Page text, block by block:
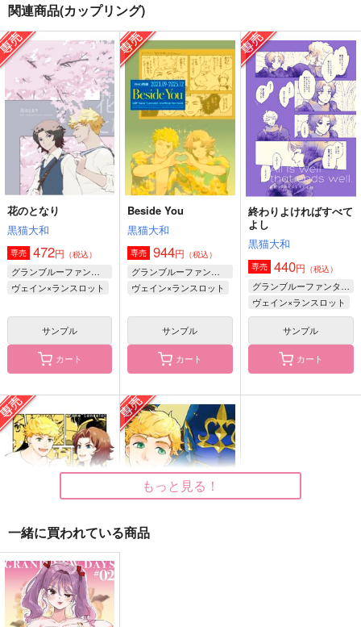
HOME SWEET HOM
SWEET KIDS CO.
1,257 （税込）
えん魔くん×雪子姫
サンプル
作品詳細
HOME SWEET HOM
E!4
25ぱんだ
620円（税込）
ヴィクトル×勝生勇利
サンプル
作品詳細
home sweet home R
E;【再版版】
Polaris
1,100円 （税込）
明智吾郎×主人公
サンプル
作品詳細
Home Sweet Home3
SIESTA
299円（税込）
漣ジュン×七種茨
mimosa
黒猫大和
629円（税込）
ヴェイン×ランスロット
サンプル
関連商品(カップリング)
花のとなり
黒猫大和
専売 472円 （税込）
グランブルーファンタジー
ヴェイン×ランスロット
サンプル
カート
Beside You
黒猫大和
専売 944円 （税込）
グランブルーファンタジー
ヴェイン×ランスロット
サンプル
カート
終わりよければすべて
よし
黒猫大和
専売 440円 （税込）
グランブルーファンタジー
ヴェイン×ランスロット
サンプル
カート
まいにちたのしい
黒猫大和
専売 472円（税込）
もっと見る！
一緒に買われている商品